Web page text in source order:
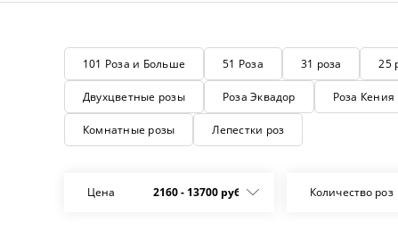
101 Роза и Больше 51 Роза 31 роза 25
Двухцветные розы Роза Эквадор Роза Кения
Комнатные розы Лепестки роз
Цена 2160- 13700 руб. Количество роз